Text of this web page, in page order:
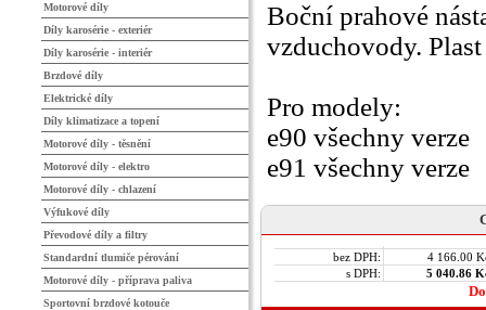
Boční prahové
vzduchovody.
Pro modely:
e90 všechny verze
e91 všechny verze
bez DPH:
4 166.00
s DPH:
5 040.86
Motorové díly
Díly karosérie - exteriér
Díly karosérie - interiér
Brzdové díly
Elektrické díly
Díly klimatizace a topení
Motorové díly - těsnění
Motorové díly - elektro
Motorové díly - chlazení
Výfukové díly
Převodové díly a filtry
Standardní tlumiče pérování
Motorové díly - příprava paliva
Sportovní brzdové kotouče